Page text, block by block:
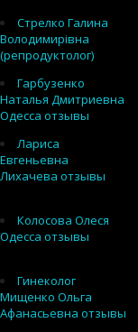
Стрелко Галина
Володимирівна
(репродуктолог)
Гарбузенко
Наталья Дмитриевна
Одесса отзывы
Лариса
Евгеньевна
Лихачева отзывы
Колосова Олеся
Одесса отзывы
Гинеколог
Мищенко Ольга
Афанасьевна отзывы